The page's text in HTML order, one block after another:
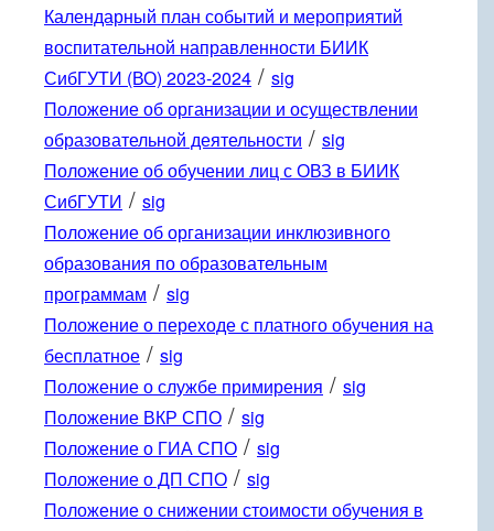
Календарный план событий и мероприятий
воспитательной направленности БИИК
СибГУТИ (ВО) 2023-2024 / sig
Положение об организации и осуществлении
образовательной деятельности / sig
Положение об обучении лиц с ОВЗ в БИИК
СибГУТИ / sig
Положение об организации инклюзивного
образования по образовательным
программам / sig
Положение о переходе с платного обучения на
бесплатное / sig
Положение о службе примирения / sig
Положение ВКР СПО / sig
Положение о ГИА СПО / sig
Положение о ДП СПО / sig
Положение о снижении стоимости обучения в